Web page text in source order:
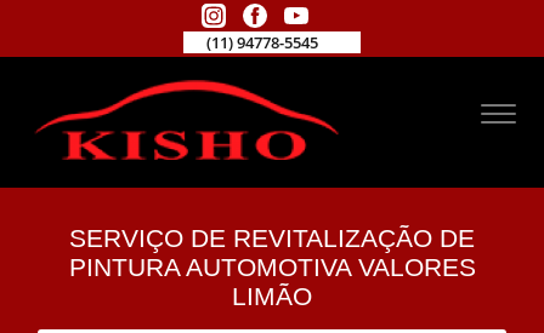
(11) 94778-5545
SERVIÇO DE REVITALIZAÇÃO DE
PINTURA AUTOMOTIVA VALORES
LIMÃO